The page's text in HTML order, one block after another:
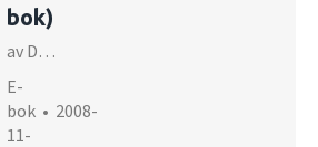
bok)
av David A Patterson, John L Hennessy
E-
bok • 2008-
11-